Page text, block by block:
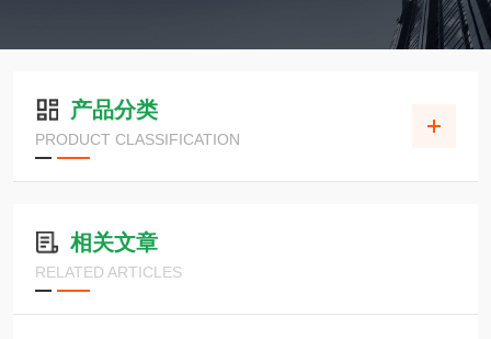
产品分类
PRODUCT CLASSIFICATION
相关文章
RELATED ARTICLES